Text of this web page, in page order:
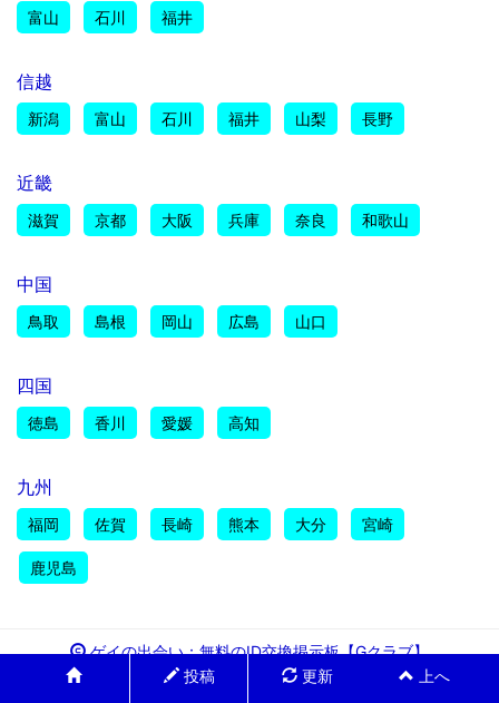
富山 石川 福井
信越
新潟 富山 石川 福井 山梨 長野
近畿
滋賀 京都 大阪 兵庫 奈良 和歌山
中国
鳥取 島根 岡山 広島 山口
四国
徳島 香川 愛媛 高知
九州
福岡 佐賀 長崎 熊本 大分 宮崎
鹿児島
ゲイの出会い：無料のID交換掲示板【Gクラブ】
投稿
更新 上へ